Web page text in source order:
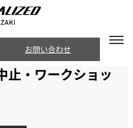
お問い合わせ
止・ワークショッ